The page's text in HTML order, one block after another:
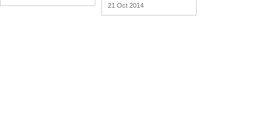
21 Oct 2014